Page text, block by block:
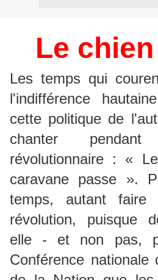
Le
Les temps qui
l'indifférence
cette politique de
chanter
révolutionnaire : «
caravane passe ».
temps, autant
révolution, puisque
elle - et non pas,
Conférence nationale